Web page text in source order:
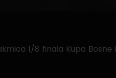
1/8 finala Kupa Bosne i